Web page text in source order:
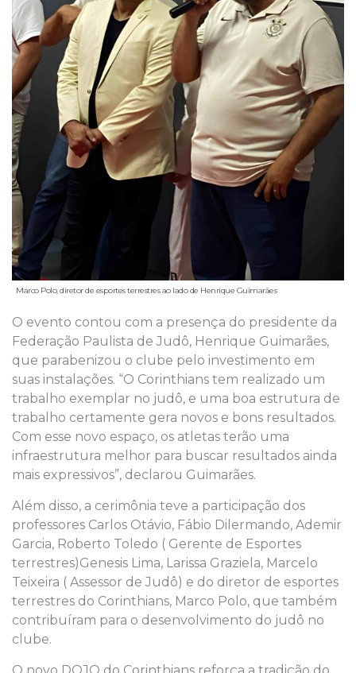
Marco Polo, diretor de esportes terrestres ao lado de Henrique Guimarães
O evento contou com a presença do presidente da
Federação Paulista de Judô, Henrique Guimarães,
que parabenizou o clube pelo investimento em
suas instalações. “O Corinthians tem realizado um
trabalho exemplar no judô, e uma boa estrutura de
trabalho certamente gera novos e bons resultados.
Com esse novo espaço, os atletas terão uma
infraestrutura melhor para buscar resultados ainda
mais expressivos”, declarou Guimarães.
Além disso, a cerimônia teve a participação dos
professores Carlos Otávio, Fábio Dilermando, Ademir
Garcia, Roberto Toledo ( Gerente de Esportes
terrestres)Genesis Lima, Larissa Graziela, Marcelo
Teixeira ( Assessor de Judô) e do diretor de esportes
terrestres do Corinthians, Marco Polo, que também
contribuíram para o desenvolvimento do judô no
clube.